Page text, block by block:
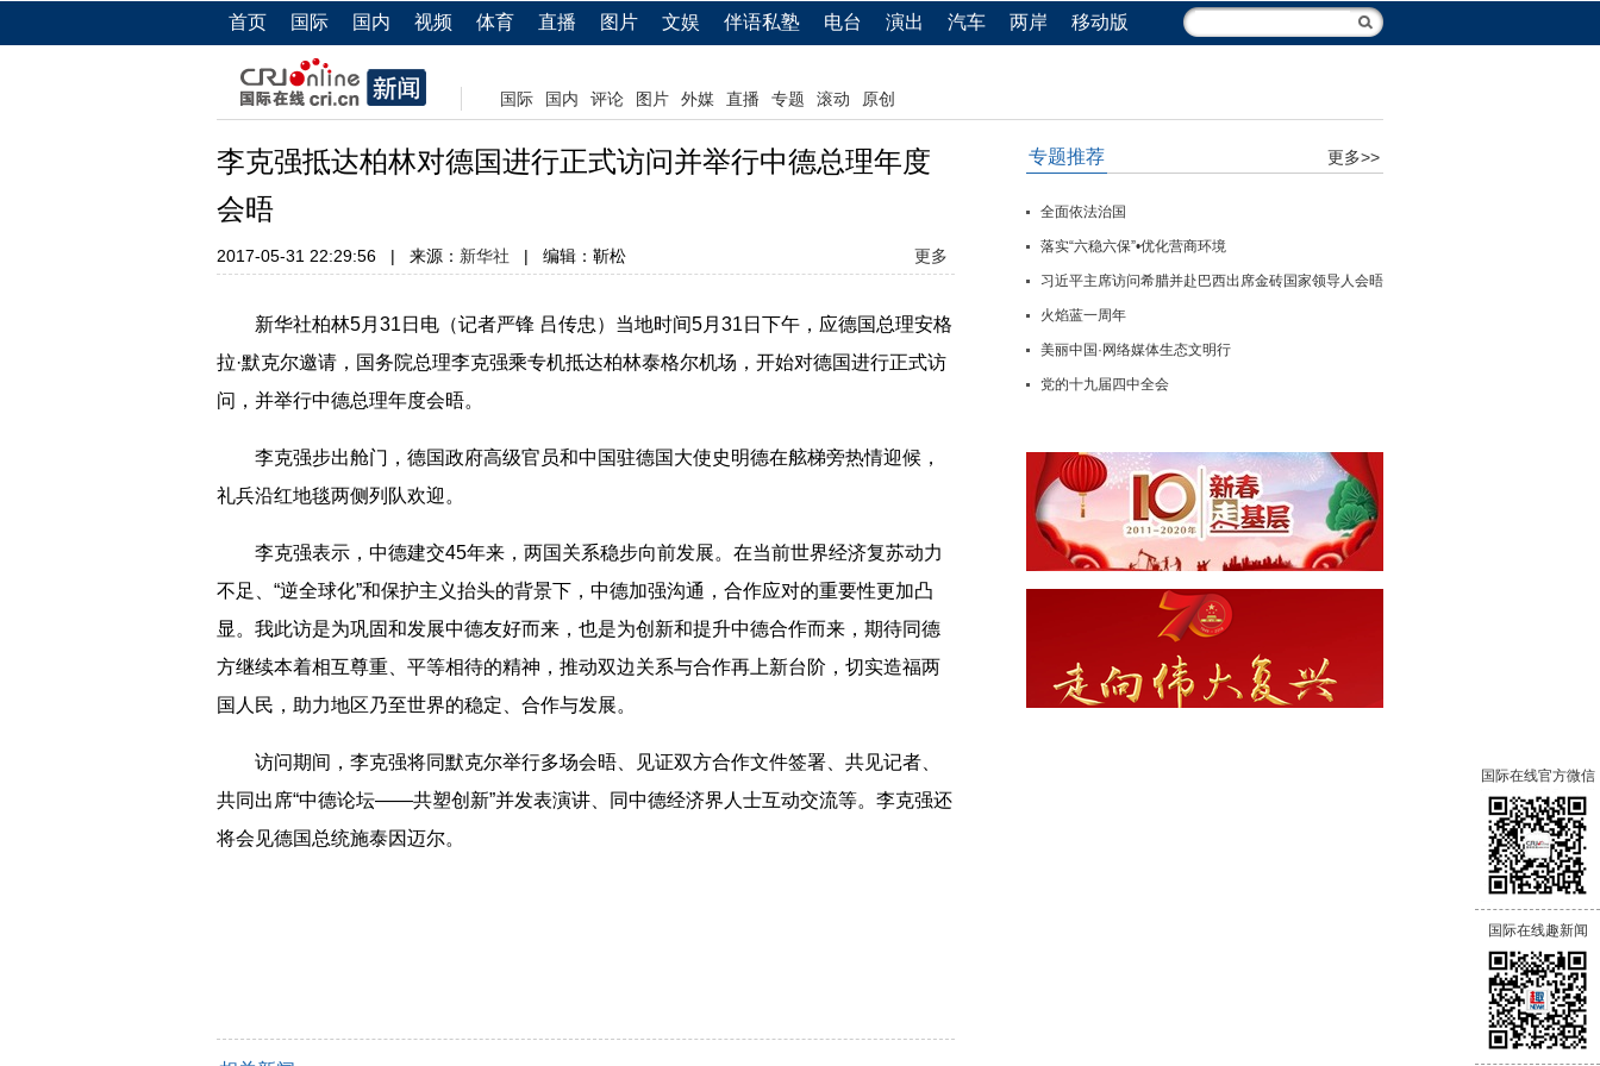
首页 国际 国内 视频 体育 直播 图片 文娱 伴语私塾 电台 演出 汽车 两岸 移动版
国际 国内 评论 图片 外媒 直播 专题 滚动 原创
李克强抵达柏林对德国进行正式访问并举行中德总理年度
会晤
2017-05-31 22:29:56 | 来源： 新华社 | 编辑：靳松 更多
新华社柏林5月31日电（记者严锋 吕传忠）当地时间5月31日下午，应德国总理安格
拉·默克尔邀请，国务院总理李克强乘专机抵达柏林泰格尔机场，开始对德国进行正式访
问，并举行中德总理年度会晤。
李克强步出舱门，德国政府高级官员和中国驻德国大使史明德在舷梯旁热情迎候，
礼兵沿红地毯两侧列队欢迎。
李克强表示，中德建交45年来，两国关系稳步向前发展。在当前世界经济复苏动力
不足、“逆全球化”和保护主义抬头的背景下，中德加强沟通，合作应对的重要性更加凸
显。我此访是为巩固和发展中德友好而来，也是为创新和提升中德合作而来，期待同德
方继续本着相互尊重、平等相待的精神，推动双边关系与合作再上新台阶，切实造福两
国人民，助力地区乃至世界的稳定、合作与发展。
访问期间，李克强将同默克尔举行多场会晤、见证双方合作文件签署、共见记者、
共同出席“中德论坛——共塑创新”并发表演讲、同中德经济界人士互动交流等。李克强还
将会见德国总统施泰因迈尔。
专题推荐 更多>>
全面依法治国
落实“六稳六保”•优化营商环境
习近平主席访问希腊并赴巴西出席金砖国家领导人会晤
火焰蓝一周年
美丽中国·网络媒体生态文明行
党的十九届四中全会
国际在线官方微信
国际在线趣新闻